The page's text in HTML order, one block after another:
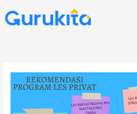
to
content